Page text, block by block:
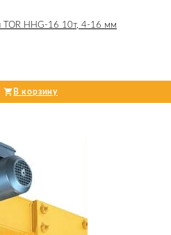
TOR HHG-16 10т, 4-16 мм
В корзину